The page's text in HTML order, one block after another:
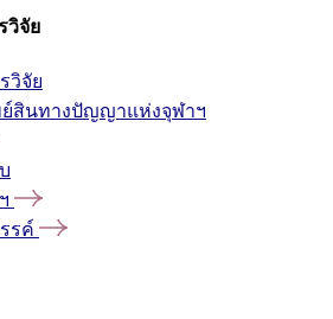
วิจัย
วิจัย
สินทางปัญญาแห่งจุฬาฯ
รค์